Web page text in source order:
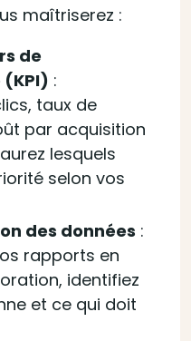
maîtriserez :
de
:
taux de
par acquisition
lesquels
selon vos
des données :
rapports en
identifiez
et ce qui doit